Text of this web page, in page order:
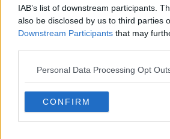
IAB’s list of downstream participants.
also be disclosed by us to third parties
Downstream Participants that may
Personal Data Processing Opt
CONFIRM
PRĂJITURI
Tiramisu cu cremă de